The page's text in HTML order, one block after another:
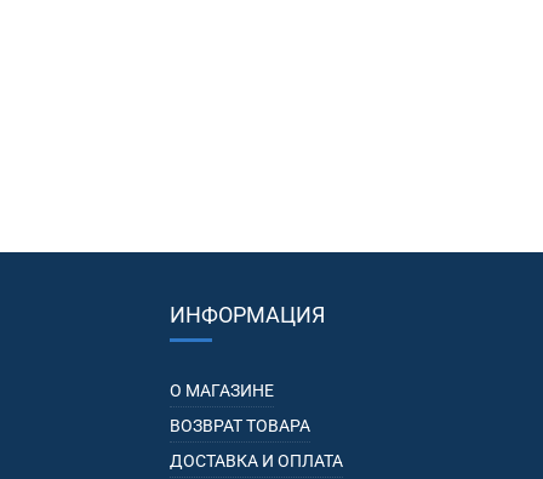
ИНФОРМАЦИЯ
О МАГАЗИНЕ
ВОЗВРАТ ТОВАРА
ДОСТАВКА И ОПЛАТА